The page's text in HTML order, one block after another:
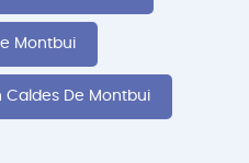
Montbui
Caldes De Montbui